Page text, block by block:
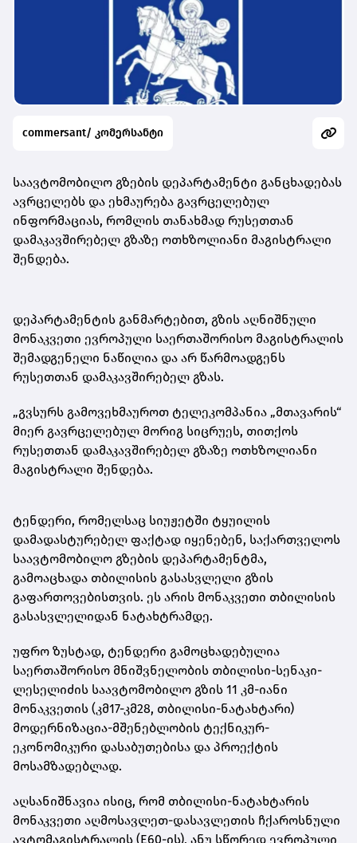
commersant/ კომერსანტი
საავტომობილო გზების დეპარტამენტი განცხადებას
ავრცელებს და ეხმაურება გავრცელებულ
ინფორმაციას, რომლის თანახმად რუსეთთან
დამაკავშირებელ გზაზე ოთხზოლიანი მაგისტრალი
შენდება.
დეპარტამენტის განმარტებით, გზის აღნიშნული
მონაკვეთი ევროპული საერთაშორისო მაგისტრალის
შემადგენელი ნაწილია და არ წარმოადგენს
რუსეთთან დამაკავშირებელ გზას.
„გვსურს გამოვეხმაუროთ ტელეკომპანია „მთავარის“
მიერ გავრცელებულ მორიგ სიცრუეს, თითქოს
რუსეთთან დამაკავშირებელ გზაზე ოთხზოლიანი
მაგისტრალი შენდება.
ტენდერი, რომელსაც სიუჟეტში ტყუილის
დამადასტურებელ ფაქტად იყენებენ, საქართველოს
საავტომობილო გზების დეპარტამენტმა,
გამოაცხადა თბილისის გასასვლელი გზის
გაფართოვებისთვის. ეს არის მონაკვეთი თბილისის
გასასვლელიდან ნატახტრამდე.
უფრო ზუსტად, ტენდერი გამოცხადებულია
საერთაშორისო მნიშვნელობის თბილისი-სენაკი-
ლესელიძის საავტომობილო გზის 11 კმ-იანი
მონაკვეთის (კმ17-კმ28, თბილისი-ნატახტარი)
მოდერნიზაცია-მშენებლობის ტექნიკურ-
ეკონომიკური დასაბუთებისა და პროექტის
მოსამზადებლად.
აღსანიშნავია ისიც, რომ თბილისი-ნატახტარის
მონაკვეთი აღმოსავლეთ-დასავლეთის ჩქაროსნული
ავტომაგისტრალის (E60-ის), ანუ სწორედ ევროპული